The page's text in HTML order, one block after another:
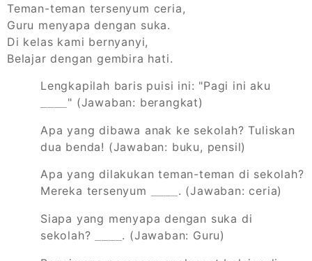
Teman-teman tersenyum ceria,
Guru menyapa dengan suka.
Di kelas kami bernyanyi,
Belajar dengan gembira hati.
Lengkapilah baris puisi ini: "Pagi ini aku
" (Jawaban: berangkat)
Apa yang dibawa anak ke sekolah? Tuliskan
dua benda! (Jawaban: buku, pensil)
Apa yang dilakukan teman-teman di sekolah?
Mereka tersenyum
. (Jawaban: ceria)
Siapa yang menyapa dengan suka di
sekolah?
. (Jawaban: Guru)